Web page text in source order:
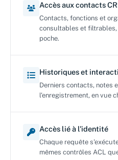
Accès aux contacts
Contacts, fonctions et
consultables et
poche.
Historiques et
Derniers contacts, notes
l'enregistrement, en vue
Accès lié à l'identité
Chaque requête
mêmes contrôles ACL